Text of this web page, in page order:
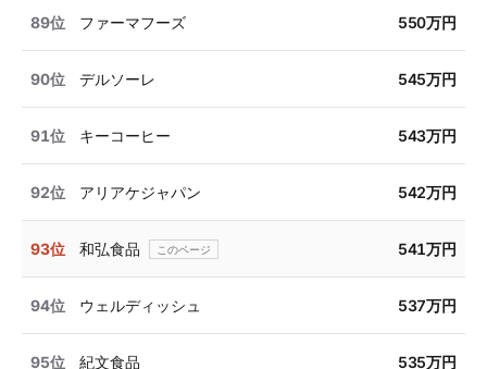
89位 ファーマフーズ 550万円
90位 デルソーレ 545万円
91位 キーコーヒー 543万円
92位 アリアケジャパン 542万円
93位 和弘食品 541万円
94位 ウェルディッシュ 537万円
95位 紀文食品 535万円